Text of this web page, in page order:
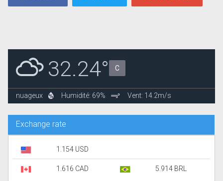
32.24° C
nuageux Humidité: 69% Vent: 14.2m/s
Exchange rate
1.154 USD
1.616 CAD 5.914 BRL